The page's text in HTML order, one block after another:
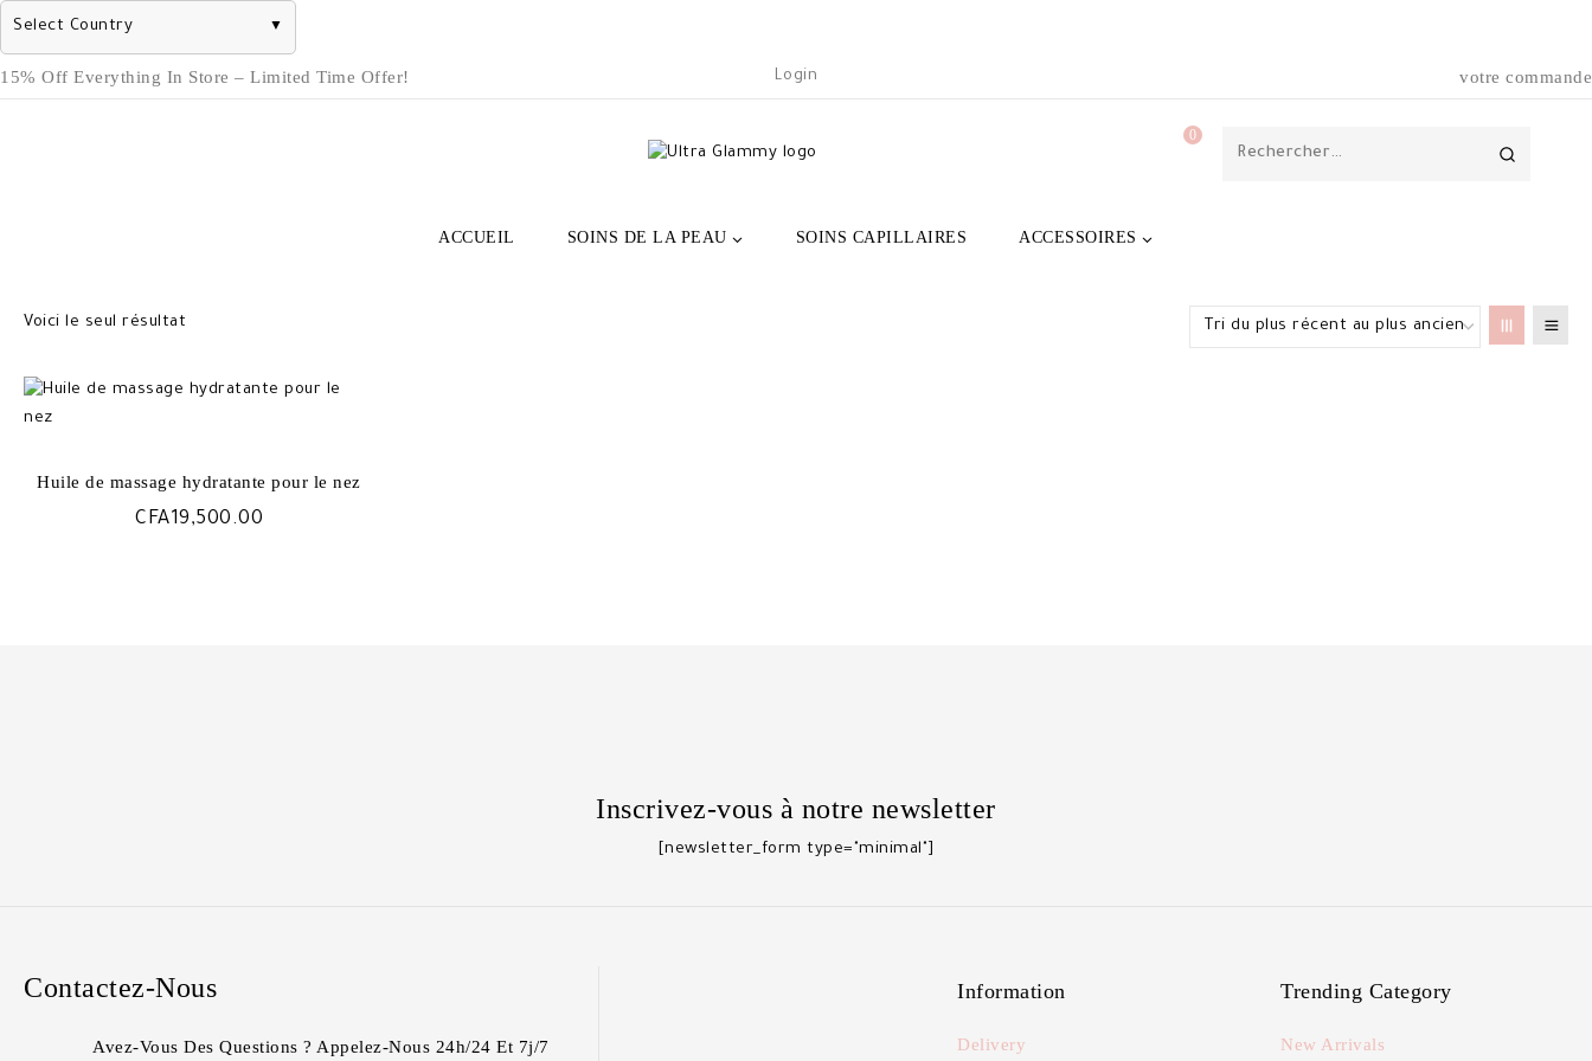
Select Country ▼
Skip
to
15% Off Everything In Store – Limited Time Offer! Login votre commande
0
ACCUEIL SOINS DE LA PEAU SOINS CAPILLAIRES ACCESSOIRES
Voici le seul résultat
Huile de massage hydratante pour le nez
CFA19,500.00
Inscrivez-vous à notre newsletter
[newsletter_form type="minimal"]
Contactez-Nous
Avez-Vous Des Questions ? Appelez-Nous 24h/24 Et 7j/7
Information
Delivery
Trending Category
New Arrivals